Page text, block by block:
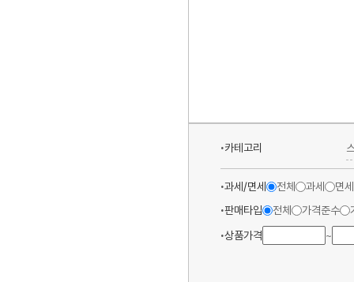
카테고리
과세/면세 전체 과세
면세
판매타입
전체 가격준수
상품가격
~